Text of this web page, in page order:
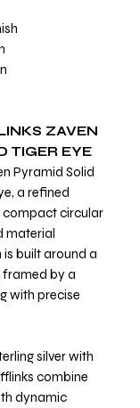
ZAVEN
TIGER EYE
Pyramid Solid
a refined
circular
material
is built around a
framed by a
with precise
silver with
combine
dynamic